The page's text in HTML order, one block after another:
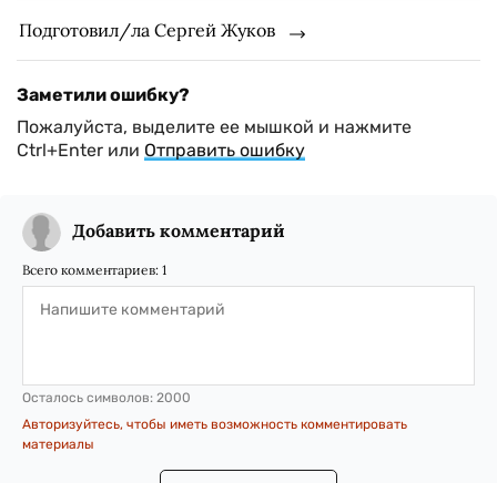
Подготовил/ла Сергей Жуков
Заметили ошибку?
Пожалуйста, выделите ее мышкой и нажмите
Ctrl+Enter или Отправить ошибку
Добавить комментарий
Всего комментариев: 1
Осталось символов: 2000
Авторизуйтесь, чтобы иметь возможность комментировать
материалы